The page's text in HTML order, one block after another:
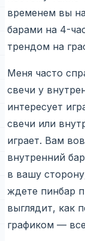
временем вы
барами на 4-
трендом на
Меня часто
свечи у
интересует
свечи или
играет. Вам
внутренний
в вашу
ждете пинбар
выглядит, как
графиком —